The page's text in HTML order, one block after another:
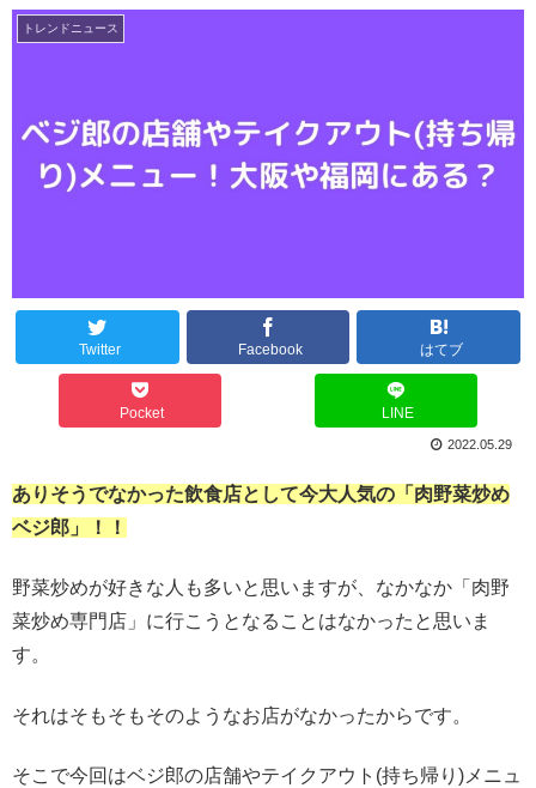
トレンドニュース
Twitter Facebook はてブ
Pocket LINE
2022.05.29
ありそうでなかった飲食店として今大人気の「肉野菜炒め
ベジ郎」！！
野菜炒めが好きな人も多いと思いますが、なかなか「肉野
菜炒め専門店」に行こうとなることはなかったと思いま
す。
それはそもそもそのようなお店がなかったからです。
そこで今回はベジ郎の店舗やテイクアウト(持ち帰り)メニュ